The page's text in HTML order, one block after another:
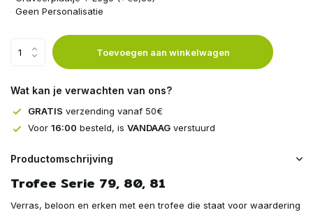
Geen Personalisatie
Toevoegen aan winkelwagen
Wat kan je verwachten van ons?
GRATIS verzending vanaf 50€
Voor 16:00 besteld, is VANDAAG verstuurd
Productomschrijving
Trofee Serie 79, 80, 81
Verras, beloon en erken met een trofee die staat voor waardering